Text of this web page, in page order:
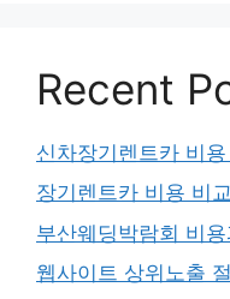
Recent
신차장기렌트카 비
장기렌트카 비용 비
부산웨딩박람회 비
웹사이트 상위노출